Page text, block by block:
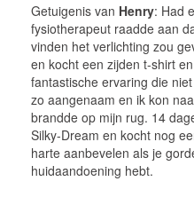
Getuigenis van Henry: Had
fysiotherapeut raadde aan
vinden het verlichting zou
en kocht een zijden t-shirt
fantastische ervaring die
zo aangenaam en ik kon
brandde op mijn rug. 14
Silky-Dream en kocht nog
harte aanbevelen als je
huidaandoening hebt.